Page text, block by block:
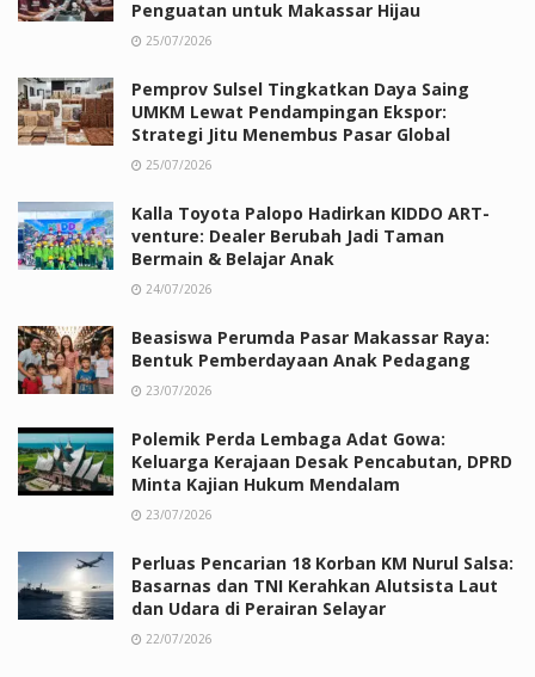
Penguatan untuk Makassar Hijau
25/07/2026
Pemprov Sulsel Tingkatkan Daya Saing
UMKM Lewat Pendampingan Ekspor:
Strategi Jitu Menembus Pasar Global
25/07/2026
Kalla Toyota Palopo Hadirkan KIDDO ART-
venture: Dealer Berubah Jadi Taman
Bermain & Belajar Anak
24/07/2026
Beasiswa Perumda Pasar Makassar Raya:
Bentuk Pemberdayaan Anak Pedagang
23/07/2026
Polemik Perda Lembaga Adat Gowa:
Keluarga Kerajaan Desak Pencabutan, DPRD
Minta Kajian Hukum Mendalam
23/07/2026
Perluas Pencarian 18 Korban KM Nurul Salsa:
Basarnas dan TNI Kerahkan Alutsista Laut
dan Udara di Perairan Selayar
22/07/2026